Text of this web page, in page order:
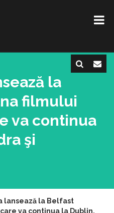
la
filmului
va continua
şi
lansează la Belfast
va continua la Dublin,